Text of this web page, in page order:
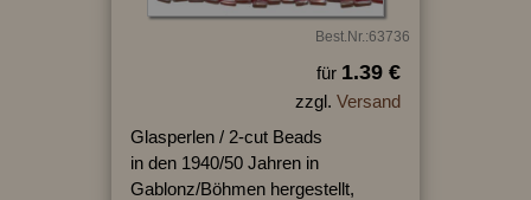
Best.Nr.:63736
für 1.39 €
zzgl. Versand
Glasperlen / 2-cut Beads
in den 1940/50 Jahren in
Gablonz/Böhmen hergestellt,